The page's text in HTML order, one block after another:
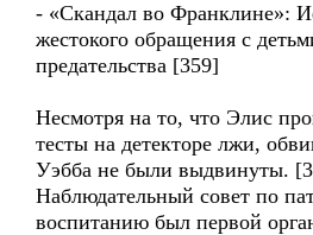
- «Скандал во Франклине»:
жестокого обращения с
предательства [359]
Несмотря на то, что Элис
тесты на детекторе лжи,
Уэбба не были выдвинуты.
Наблюдательный совет по
воспитанию был первой